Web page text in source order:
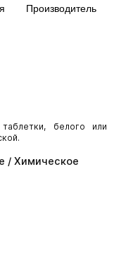
Производитель
белого или
/ Химическое